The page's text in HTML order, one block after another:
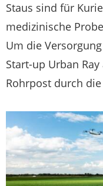
Staus sind für
medizinische
Um die
Start-up Urban
Rohrpost durch